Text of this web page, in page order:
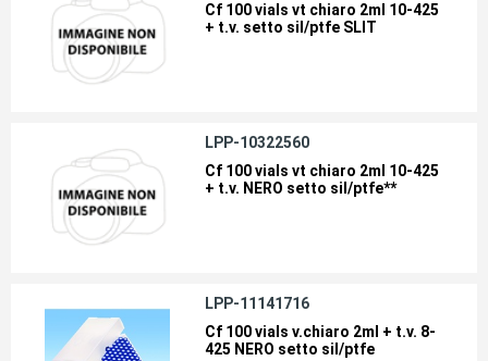
Cf 100 vials vt chiaro 2ml 10-425
+ t.v. setto sil/ptfe SLIT
LPP-10322560
Cf 100 vials vt chiaro 2ml 10-425
+ t.v. NERO setto sil/ptfe**
LPP-11141716
Cf 100 vials v.chiaro 2ml + t.v. 8-
425 NERO setto sil/ptfe